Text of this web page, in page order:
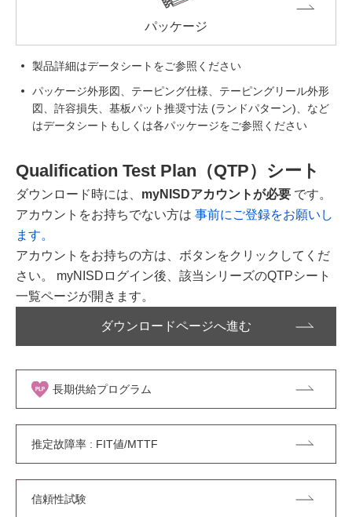
パッケージ
製品詳細はデータシートをご参照ください
パッケージ外形図、テーピング仕様、テーピングリール外形
図、許容損失、基板パット推奨寸法 (ランドパターン)、など
はデータシートもしくは各パッケージをご参照ください
Qualification Test Plan（QTP）シート
ダウンロード時には、 myNISDアカウントが必要 です。
アカウントをお持ちでない方は 事前にご登録をお願いし
ます。
アカウントをお持ちの方は、ボタンをクリックしてくだ
さい。 myNISDログイン後、該当シリーズのQTPシート
一覧ページが開きます。
ダウンロードページへ進む
長期供給プログラム
推定故障率 : FIT値/MTTF
信頼性試験